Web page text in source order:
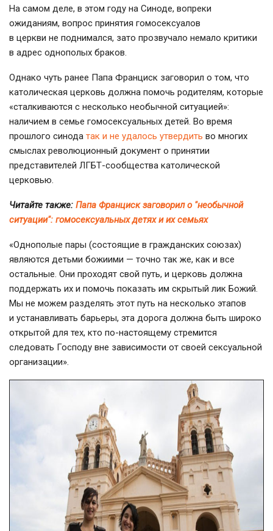
На самом деле, в этом году на Синоде, вопреки
ожиданиям, вопрос принятия гомосексуалов
в церкви не поднимался, зато прозвучало немало критики
в адрес однополых браков.
Однако чуть ранее Папа Франциск заговорил о том, что
католическая церковь должна помочь родителям, которые
«сталкиваются с несколько необычной ситуацией»:
наличием в семье гомосексуальных детей. Во время
прошлого синода так и не удалось утвердить во многих
смыслах революционный документ о принятии
представителей ЛГБТ-сообщества католической
церковью.
Читайте также: Папа Франциск заговорил о "необычной
ситуации": гомосексуальных детях и их семьях
«Однополые пары (состоящие в гражданских союзах)
являются детьми божиими — точно так же, как и все
остальные. Они проходят свой путь, и церковь должна
поддержать их и помочь показать им скрытый лик Божий.
Мы не можем разделять этот путь на несколько этапов
и устанавливать барьеры, эта дорога должна быть широко
открытой для тех, кто по-настоящему стремится
следовать Господу вне зависимости от своей сексуальной
организации».